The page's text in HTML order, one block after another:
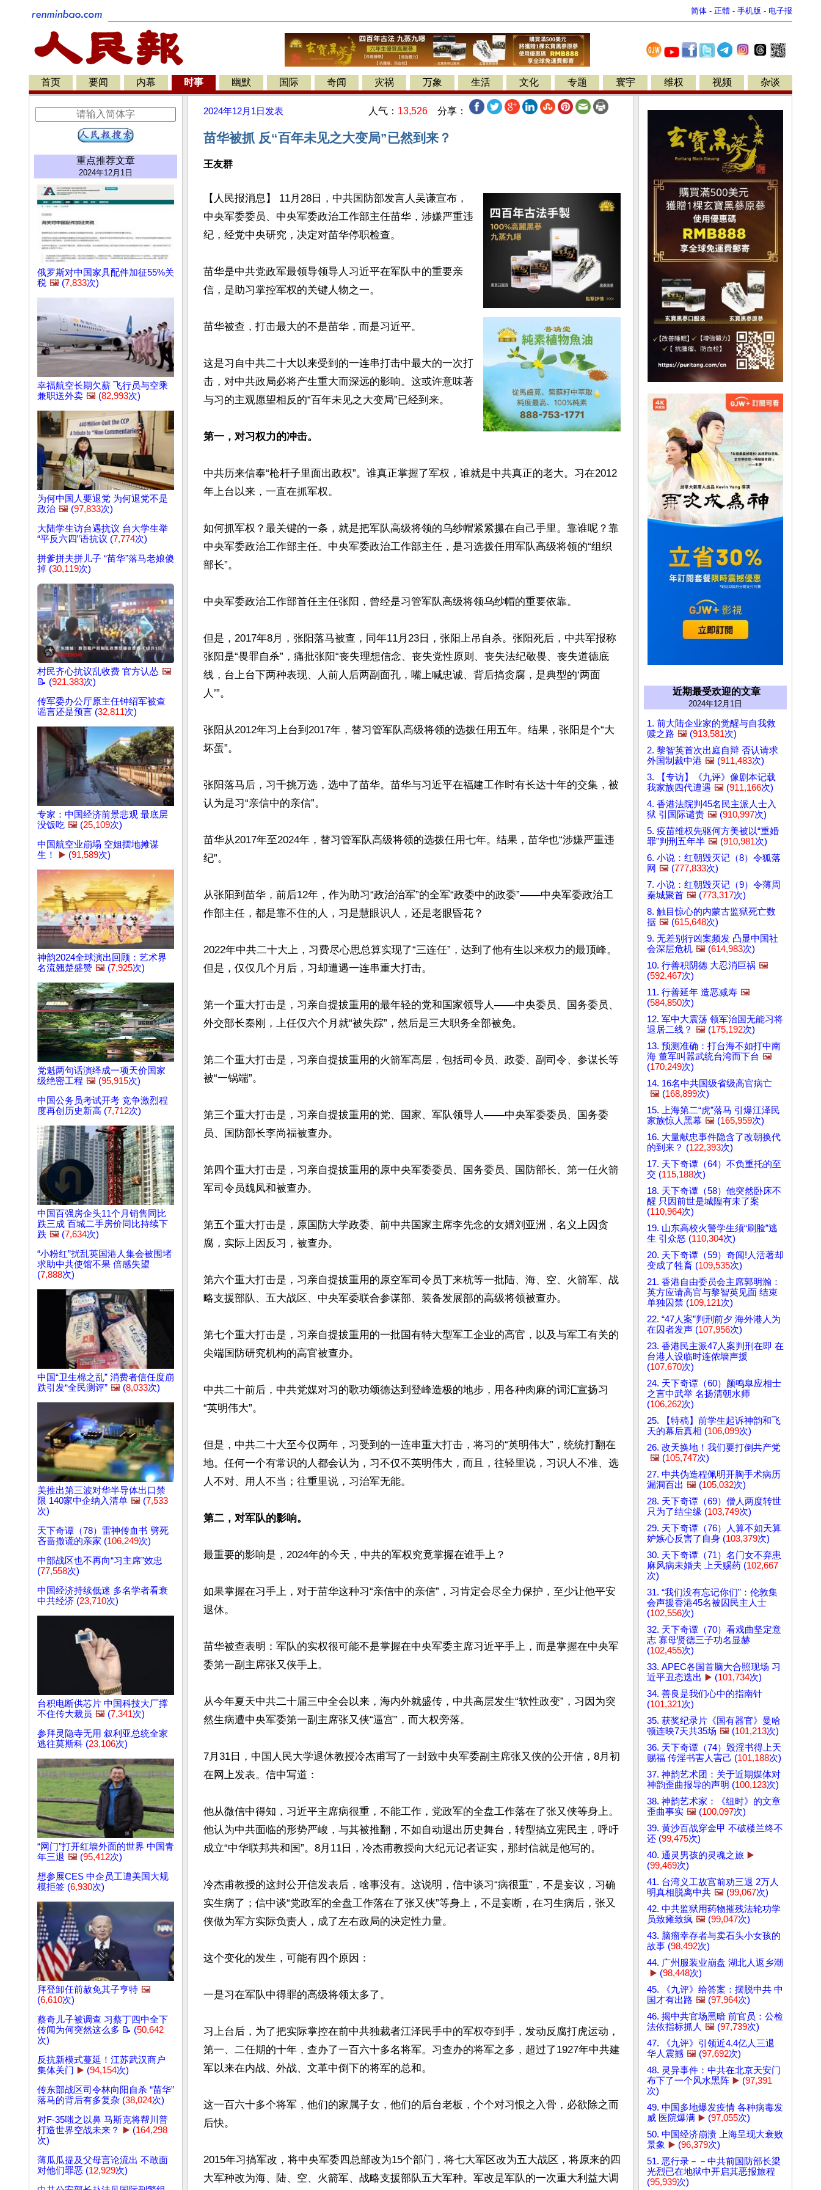
简体 - 正體 - 手机版 - 电子报
首页 要闻 内幕 时事 幽默 国际 奇闻 灾祸 万象 生活 文化 专题 寰宇 维权 视频 杂谈
重点推荐文章
2024年12月1日
俄罗斯对中国家具配件加征55%关
税 🖼️ (7,833次)
幸福航空长期欠薪 飞行员与空乘
兼职送外卖 🖼️ (82,993次)
为何中国人要退党 为何退党不是
政治 🖼️ (97,833次)
大陆学生访台遇抗议 台大学生举
“平反六四”语抗议 (7,774次)
拼爹拼夫拼儿子 “苗华”落马老娘傻
掉 (30,119次)
村民齐心抗议乱收费 官方认怂 🖼️
📝 (921,383次)
传军委办公厅原主任钟绍军被查
谣言还是预言 (32,811次)
专家：中国经济前景悲观 最底层
没饭吃 🖼️ (25,109次)
中国航空业崩塌 空姐摆地摊谋
生！
▶️ (91,589次)
神韵2024全球演出回顾：艺术界
名流翘楚盛赞 🖼️ (7,925次)
党魁两句话演绎成一项天价国家
级绝密工程 🖼️ (95,915次)
中国公务员考试开考 竞争激烈程
度再创历史新高 (7,712次)
中国百强房企头11个月销售同比
跌三成 百城二手房价同比持续下
跌 🖼️ (7,634次)
“小粉红”扰乱英国港人集会被围堵
求助中共使馆不果 倍感失望
(7,888次)
中国“卫生棉之乱” 消费者信任度崩
跌引发“全民测评” 🖼️ (8,033次)
美推出第三波对华半导体出口禁
限 140家中企纳入清单 🖼️ (7,533
次)
天下奇谭（78）雷神传血书 劈死
吝啬撒谎的亲家 (106,249次)
中部战区也不再向“习主席”效忠
(77,558次)
中国经济持续低迷 多名学者看衰
中共经济 (23,710次)
台积电断供芯片 中国科技大厂撑
不住传大裁员 🖼️ (7,341次)
参拜灵隐寺无用 叙利亚总统全家
逃往莫斯科 (23,106次)
“网门”打开红墙外面的世界 中国青
年三退 🖼️ (95,412次)
想参展CES 中企员工遭美国大规
模拒签 (6,930次)
拜登卸任前赦免其子亨特 🖼️
(6,610次)
蔡奇儿子被调查 习蔡丁四中全下
传闻为何突然这么多 📝 (50,642
次)
反抗新模式蔓延！江苏武汉商户
集体关门 ▶️ (94,154次)
传东部战区司令林向阳自杀 “苗华”
落马的背后有多复杂 (38,024次)
对F-35嗤之以鼻 马斯克将帮川普
打造世界空战未来？
▶️ (164,298
次)
薄瓜瓜提及父母言论流出 不敢面
对他们罪恶 (12,929次)
2024年12月1日 发表 人气： 13,526 分享：
苗华被抓 反“百年未见之大变局”已然到来？
王友群
【人民报消息】 11月28日，中共国防部发言人吴谦宣布，
中央军委委员、中央军委政治工作部主任苗华，涉嫌严重违
纪，经党中央研究，决定对苗华停职检查。
苗华是中共党政军最领导领导人习近平在军队中的重要亲
信，是助习掌控军权的关键人物之一。
苗华被查，打击最大的不是苗华，而是习近平。
这是习自中共二十大以来受到的一连串打击中最大的一次打
击，对中共政局必将产生重大而深远的影响。这或许意味著
与习的主观愿望相反的“百年未见之大变局”已经到来。
第一，对习权力的冲击。
中共历来信奉“枪杆子里面出政权”。谁真正掌握了军权，谁就是中共真正的老大。习在2012
年上台以来，一直在抓军权。
如何抓军权？最关键的一条，就是把军队高级将领的乌纱帽紧紧攥在自己手里。靠谁呢？靠
中央军委政治工作部主任。中央军委政治工作部主任，是习选拨任用军队高级将领的“组织
部长”。
中央军委政治工作部首任主任张阳，曾经是习管军队高级将领乌纱帽的重要依靠。
但是，2017年8月，张阳落马被查，同年11月23日，张阳上吊自杀。张阳死后，中共军报称
张阳是“畏罪自杀”，痛批张阳“丧失理想信念、丧失党性原则、丧失法纪敬畏、丧失道德底
线，台上台下两种表现、人前人后两副面孔，嘴上喊忠诚、背后搞贪腐，是典型的‘两面
人’”。
张阳从2012年习上台到2017年，替习管军队高级将领的选拨任用五年。结果，张阳是个“大
坏蛋”。
张阳落马后，习千挑万选，选中了苗华。苗华与习近平在福建工作时有长达十年的交集，被
认为是习“亲信中的亲信”。
苗华从2017年至2024年，替习管军队高级将领的选拨任用七年。结果，苗华也“涉嫌严重违
纪”。
从张阳到苗华，前后12年，作为助习“政治治军”的全军“政委中的政委”——中央军委政治工
作部主任，都是靠不住的人，习是慧眼识人，还是老眼昏花？
2022年中共二十大上，习费尽心思总算实现了“三连任”，达到了他有生以来权力的最顶峰。
但是，仅仅几个月后，习却遭遇一连串重大打击。
第一个重大打击是，习亲自提拔重用的最年轻的党和国家领导人——中央委员、国务委员、
外交部长秦刚，上任仅六个月就“被失踪”，然后是三大职务全部被免。
第二个重大打击是，习亲自提拔重用的火箭军高层，包括司令员、政委、副司令、参谋长等
被“一锅端”。
第三个重大打击是，习亲自提拔重用的党、国家、军队领导人——中央军委委员、国务委
员、国防部长李尚福被查办。
第四个重大打击是，习亲自提拔重用的原中央军委委员、国务委员、国防部长、第一任火箭
军司令员魏凤和被查办。
第五个重大打击是，原国防大学政委、前中共国家主席李先念的女婿刘亚洲，名义上因贪
腐，实际上因反习，被查办。
第六个重大打击是，习亲自提拔重用的原空军司令员丁来杭等一批陆、海、空、火箭军、战
略支援部队、五大战区、中央军委联合参谋部、装备发展部的高级将领被查办。
第七个重大打击是，习亲自提拔重用的一批国有特大型军工企业的高官，以及与军工有关的
尖端国防研究机构的高官被查办。
中共二十前后，中共党媒对习的歌功颂德达到登峰造极的地步，用各种肉麻的词汇宣扬习
“英明伟大”。
但是，中共二十大至今仅两年，习受到的一连串重大打击，将习的“英明伟大”，统统打翻在
地。任何一个有常识的人都会认为，习不仅不英明伟大，而且，往轻里说，习识人不准、选
人不对、用人不当；往重里说，习治军无能。
第二，对军队的影响。
最重要的影响是，2024年的今天，中共的军权究竟掌握在谁手上？
如果掌握在习手上，对于苗华这种习“亲信中的亲信”，习肯定会尽全力保护，至少让他平安
退休。
苗华被查表明：军队的实权很可能不是掌握在中央军委主席习近平手上，而是掌握在中央军
委第一副主席张又侠手上。
从今年夏天中共二十届三中全会以来，海内外就盛传，中共高层发生“软性政变”，习因为突
然生病遭中央军委第一副主席张又侠“逼宫”，而大权旁落。
7月31日，中国人民大学退休教授冷杰甫写了一封致中央军委副主席张又侠的公开信，8月初
在网上发表。信中写道：
他从微信中得知，习近平主席病很重，不能工作，党政军的全盘工作落在了张又侠等身上。
他认为中共面临的形势严峻，与其被推翻，不如自动退出历史舞台，转型搞立宪民主，呼吁
成立“中华联邦共和国”。8月11日，冷杰甫教授向大纪元记者证实，那封信就是他写的。
冷杰甫教授的这封公开信发表后，啥事没有。这说明，信中谈习“病很重”，不是妄议，习确
实生病了；信中谈“党政军的全盘工作落在了张又侠”等身上，不是妄断，在习生病后，张又
侠做为军方实际负责人，成了左右政局的决定性力量。
这个变化的发生，可能有四个原因：
一是习在军队中得罪的高级将领太多了。
习上台后，为了把实际掌控在前中共独裁者江泽民手中的军权夺到手，发动反腐打虎运动，
第一、二任期的十年，查办了一百六十多名将军。习查办的将军之多，超过了1927年中共建
军以来在内战、外战、文革中倒下的将军的总和。
这一百六十多个将军，他们的家属子女，他们的后台老板，个个对习恨之入骨，必欲除之而
后快。
2015年习搞军改，将中央军委四总部改为15个部门，将七大军区改为五大战区，将原来的四
大军种改为海、陆、空、火箭军、战略支援部队五大军种。军改是军队的一次重大利益大调
近期最受欢迎的文章
2024年12月1日
1. 前大陆企业家的觉醒与自我救
赎之路 🖼️ (913,581次)
2. 黎智英首次出庭自辩 否认请求
外国制裁中港 🖼️ (911,483次)
3. 【专访】《九评》像剧本记载
我家族四代遭遇 🖼️ (911,166次)
4. 香港法院判45名民主派人士入
狱 引国际谴责 🖼️ (910,997次)
5. 疫苗维权先驱何方美被以“重婚
罪”判刑五年半 🖼️ (910,981次)
6. 小说：红朝毁灭记（8）令狐落
网 🖼️ (777,833次)
7. 小说：红朝毁灭记（9）令薄周
秦城聚首 🖼️ (773,317次)
8. 触目惊心的内蒙古监狱死亡数
据 🖼️ (615,648次)
9. 无差别行凶案频发 凸显中国社
会深层危机 🖼️ (614,983次)
10. 行善积阴德 大忍消巨祸 🖼️
(592,467次)
11. 行善延年 造恶减寿 🖼️
(584,850次)
12. 军中大震荡 领军治国无能习将
退居二线？ 🖼️ (175,192次)
13. 预测准确：打台海不如打中南
海 董军叫嚣武统台湾而下台 🖼️
(170,249次)
14. 16名中共国级省级高官病亡
🖼️ (168,899次)
15. 上海第二“虎”落马 引爆江泽民
家族惊人黑幕 🖼️ (165,959次)
16. 大量献忠事件隐含了改朝换代
的到来？ (122,393次)
17. 天下奇谭（64）不负重托的至
交 (115,188次)
18. 天下奇谭（58）他突然卧床不
醒 只因前世是城隍有未了案
(110,964次)
19. 山东高校火警学生须“刷脸”逃
生 引众怒 (110,304次)
20. 天下奇谭（59）奇闻!人活著却
变成了牲畜 (109,535次)
21. 香港自由委员会主席郭明瀚：
英方应请高官与黎智英见面 结束
单独囚禁 (109,121次)
22. “47人案”判刑前夕 海外港人为
在囚者发声 (107,956次)
23. 香港民主派47人案判刑在即 在
台港人设临时连侬墙声援
(107,670次)
24. 天下奇谭（60）颜鸣臯应相士
之言中武举 名扬清朝水师
(106,262次)
25. 【特稿】前学生起诉神韵和飞
天的幕后真相 (106,099次)
26. 改天换地！我们要打倒共产党
🖼️ (105,747次)
27. 中共伪造程佩明开胸手术病历
漏洞百出 🖼️ (105,032次)
28. 天下奇谭（69）僧人两度转世
只为了结尘缘 (103,749次)
29. 天下奇谭（76）人算不如天算
妒嫉心反害了自身 (103,379次)
30. 天下奇谭（71）名门女不弃患
麻风病未婚夫 上天赐药 (102,667
次)
31. “我们没有忘记你们”：伦敦集
会声援香港45名被囚民主人士
(102,556次)
32. 天下奇谭（70）看戏曲坚定意
志 寡母贤德三子功名显赫
(102,455次)
33. APEC各国首脑大合照现场 习
近平丑态迭出 ▶️ (101,734次)
34. 善良是我们心中的指南针
(101,321次)
35. 获奖纪录片《国有器官》曼哈
顿连映7天共35场 🖼️ (101,213次)
36. 天下奇谭（74）毁淫书得上天
赐福 传淫书害人害己 (101,188次)
37. 神韵艺术团：关于近期媒体对
神韵歪曲报导的声明 (100,123次)
38. 神韵艺术家：《纽时》的文章
歪曲事实 🖼️ (100,097次)
39. 黄沙百战穿金甲 不破楼兰终不
还 (99,475次)
40. 通灵男孩的灵魂之旅 ▶️
(99,469次)
41. 台湾义工故宫前劝三退 2万人
明真相脱离中共 🖼️ (99,067次)
42. 中共监狱用药物摧残法轮功学
员致瘫致疯 🖼️ (99,047次)
43. 脑瘤幸存者与卖石头小女孩的
故事 (98,492次)
44. 广州服装业崩盘 湖北人返乡潮
▶️ (98,448次)
45. 《九评》给答案：摆脱中共 中
国才有出路 🖼️ (97,964次)
46. 揭中共官场黑暗 前官员：公检
法依指标抓人 🖼️ (97,739次)
47. 《九评》引领近4.4亿人三退
华人震撼 🖼️ (97,692次)
48. 灵异事件：中共在北京天安门
布下了一个风水黑阵 ▶️ (97,391
次)
49. 中国多地爆发疫情 各种病毒发
威 医院爆满 ▶️ (97,055次)
50. 中国经济崩溃 上海呈现大衰败
景象 ▶️ (96,379次)
51. 恶行录－－中共前国防部长梁
光烈已在地狱中开启其恶报旅程
(95,939次)